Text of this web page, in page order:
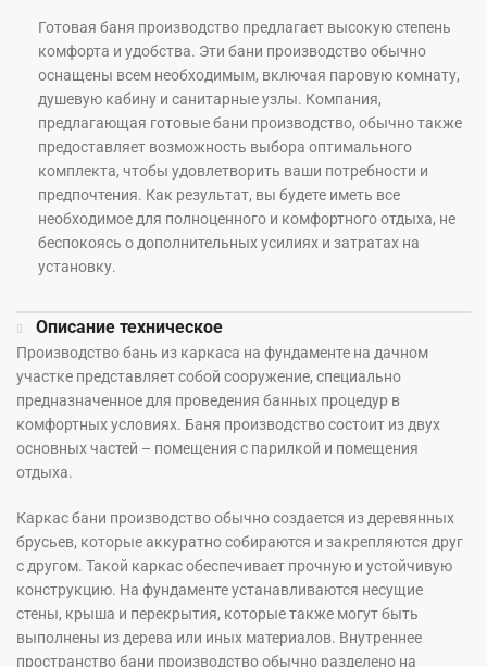
Готовая баня производство предлагает высокую степень
комфорта и удобства. Эти бани производство обычно
оснащены всем необходимым, включая паровую комнату,
душевую кабину и санитарные узлы. Компания,
предлагающая готовые бани производство, обычно также
предоставляет возможность выбора оптимального
комплекта, чтобы удовлетворить ваши потребности и
предпочтения. Как результат, вы будете иметь все
необходимое для полноценного и комфортного отдыха, не
беспокоясь о дополнительных усилиях и затратах на
установку.
Описание техническое
Производство бань из каркаса на фундаменте на дачном
участке представляет собой сооружение, специально
предназначенное для проведения банных процедур в
комфортных условиях. Баня производство состоит из двух
основных частей – помещения с парилкой и помещения
отдыха.
Каркас бани производство обычно создается из деревянных
брусьев, которые аккуратно собираются и закрепляются друг
с другом. Такой каркас обеспечивает прочную и устойчивую
конструкцию. На фундаменте устанавливаются несущие
стены, крыша и перекрытия, которые также могут быть
выполнены из дерева или иных материалов. Внутреннее
пространство бани производство обычно разделено на